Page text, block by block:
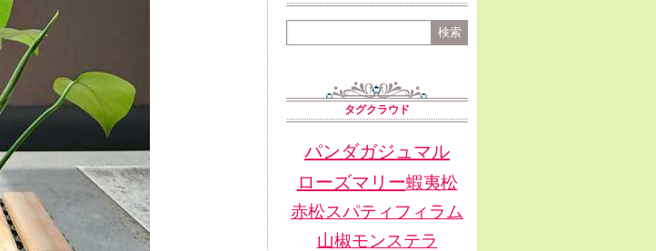
タグクラウド
パンダガジュマル
ローズマリー蝦夷松
赤松スパティフィラム
山椒モンステラ